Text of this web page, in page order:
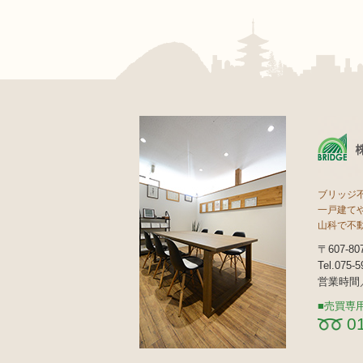
ブリッジ
一戸建て
山科で不
〒607-
Tel.075-
営業時間
売買専